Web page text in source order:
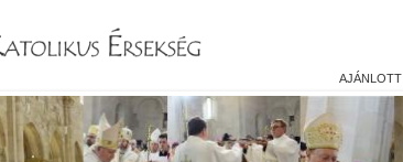
ajánlott